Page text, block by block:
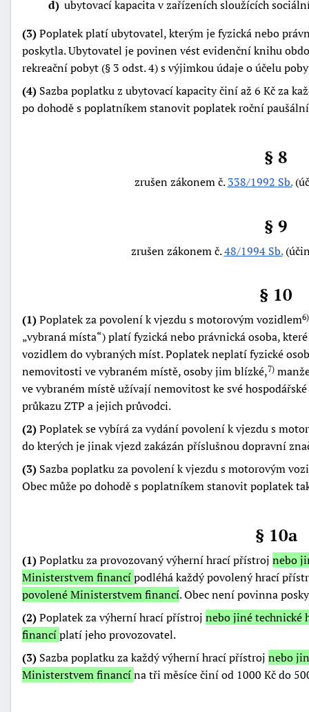
d ubytovací kapacita v zařízeních sloužících
(3)Poplatek platí ubytovatel, kterým je fyzická nebo
poskytla. Ubytovatel je povinen vést evidenční knihu
rekreační pobyt (§ 3 odst. 4) s výjimkou údaje o účelu
(4) Sazba poplatku z ubytovací kapacity činí až 6 Kč za
po dohodě s poplatníkem stanovit poplatek roční
§ 8
zrušen zákonem č.338/1992 Sb.
§ 9
zrušen zákonem č.48/1994 Sb.
§ 10
(1)Poplatek za povolení k vjezdu s motorovým vozidlem6)
vybraná místa ) platí fyzická nebo právnická osoba,
vozidlem do vybraných míst. Poplatek neplatí fyzické
nemovitosti ve vybraném místě, osoby jim blízké,7)
ve vybraném místě užívají nemovitost ke své
průkazu ZTP a jejich průvodci.
(2)Poplatek se vybírá za vydání povolení k vjezdu s
do kterých je jinak vjezd zakázán příslušnou dopravní
(3) Sazba poplatku za povolení k vjezdu s motorovým
Obec může po dohodě s poplatníkem stanovit poplatek
§ 10a
(1)Poplatku za provozovaný výherní hrací přístroj nebo
Ministerstvem financípodléhá každý povolený hrací
povolené Ministerstvem financí. Obec není povinna
(2)Poplatek za výherní hrací přístroj nebo jiné technické
financíplatí jeho provozovatel.
(3) Sazba poplatku za každý výherní hrací přístroj nebo
Ministerstvem financína tři měsíce činí od 1000 Kč do